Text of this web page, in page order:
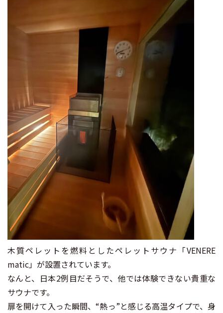
木質ペレットを燃料としたペレットサウナ「VENERE
matic」が設置されています。
なんと、日本2例目だそうで、他では体験できない貴重な
サウナです。
扉を開けて入った瞬間、“熱っ”と感じる高温タイプで、身